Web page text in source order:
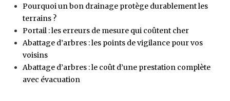
Pourquoi un bon drainage protège durablement les
terrains ?
Portail : les erreurs de mesure qui coûtent cher
Abattage d’arbres : les points de vigilance pour vos
voisins
Abattage d’arbres : le coût d’une prestation complète
avec évacuation